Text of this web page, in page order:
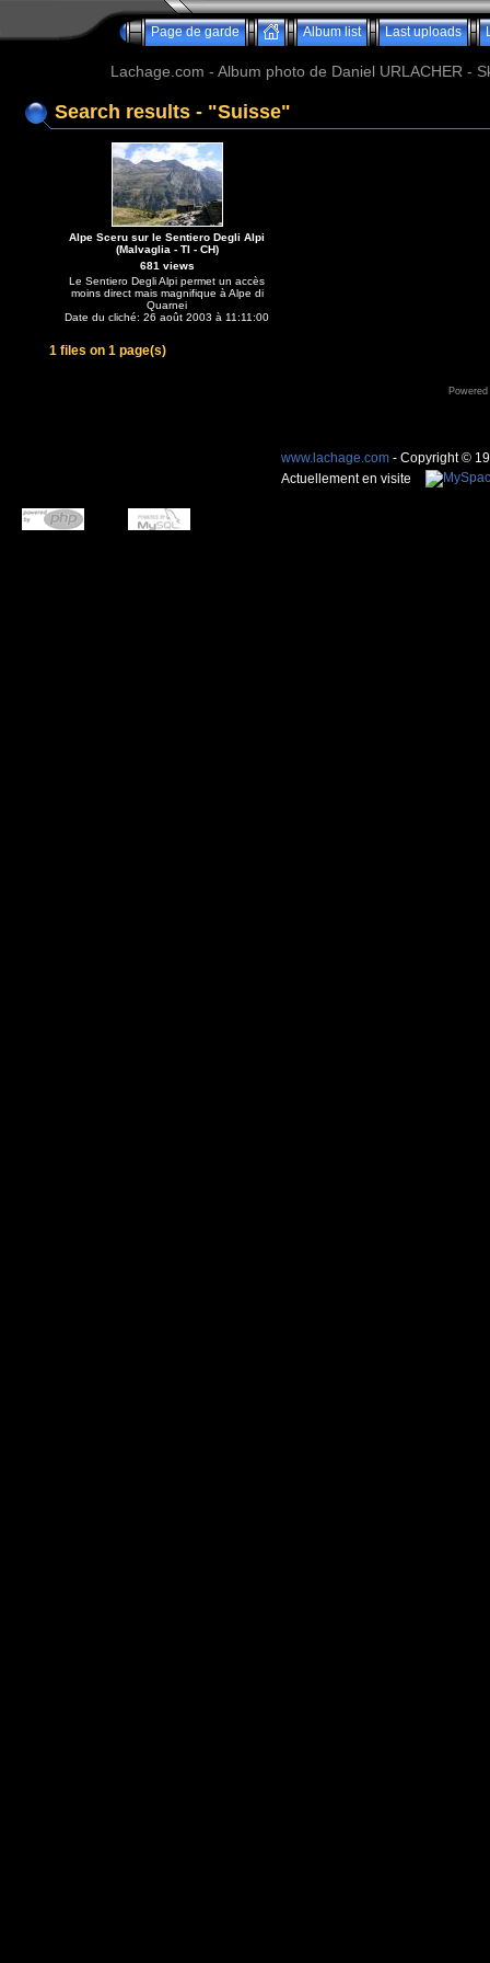
Page de garde Album list Last uploads
Lachage.com - Album photo de Daniel URLACHER -
Search results - "Suisse"
Alpe Sceru sur le Sentiero Degli Alpi
(Malvaglia - TI - CH)
681 views
Le Sentiero Degli Alpi permet un accès
moins direct mais magnifique à Alpe di
Quarnei
Date du cliché: 26 août 2003 à 11:11:00
1 files on 1 page(s)
www.lachage.com - Copyright ©
Actuellement en visite